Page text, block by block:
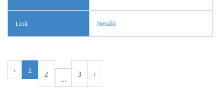
Link Detalii
‹ 1 2 3 ›